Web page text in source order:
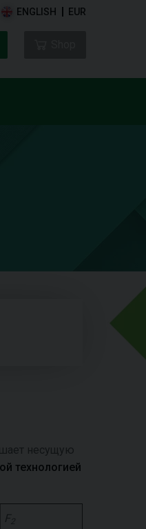
ENGLISH EUR
несущую
технологией
F 2